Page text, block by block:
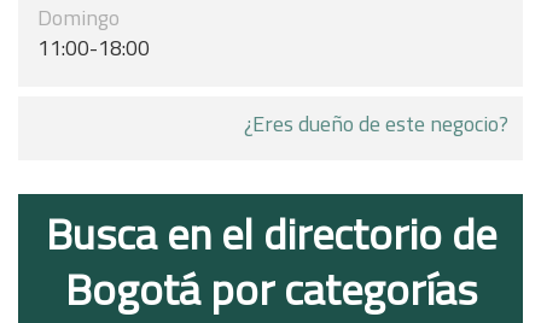
Domingo
11:00-18:00
¿Eres dueño de este negocio?
Busca en el directorio de
Bogotá por categorías